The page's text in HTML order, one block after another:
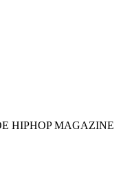
HIPHOP MAGAZINE